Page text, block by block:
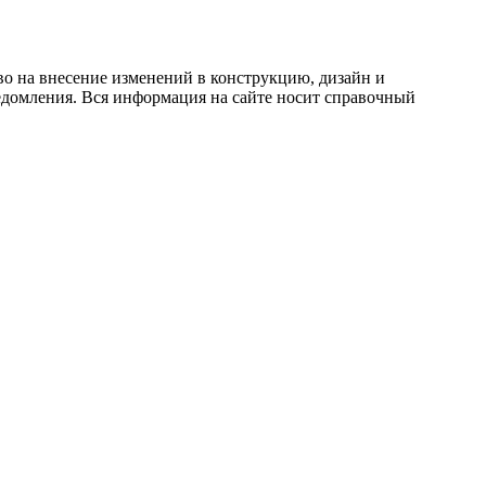
на внесение изменений в конструкцию, дизайн и
Вся информация на сайте носит справочный